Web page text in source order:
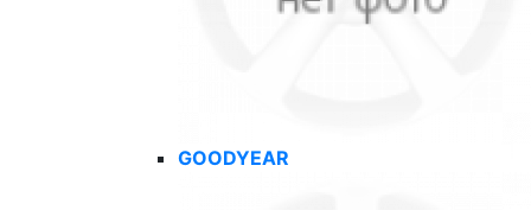
GOODYEAR